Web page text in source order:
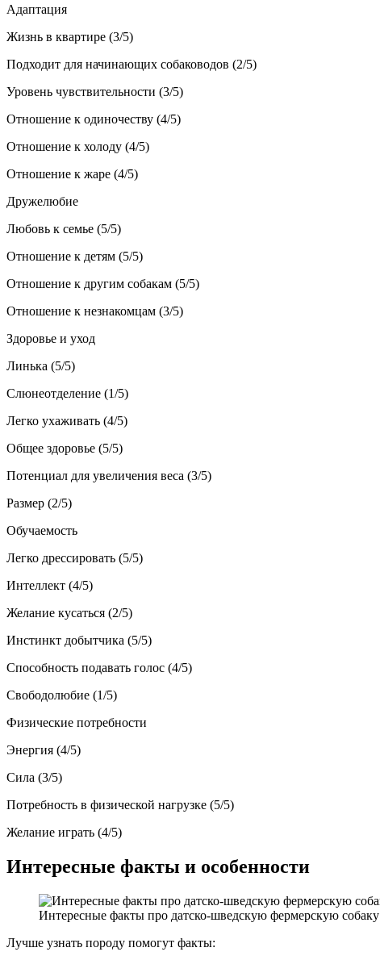
Адаптация
Жизнь в квартире (3/5)
Подходит для начинающих собаководов (2/5)
Уровень чувствительности (3/5)
Отношение к одиночеству (4/5)
Отношение к холоду (4/5)
Отношение к жаре (4/5)
Дружелюбие
Любовь к семье (5/5)
Отношение к детям (5/5)
Отношение к другим собакам (5/5)
Отношение к незнакомцам (3/5)
Здоровье и уход
Линька (5/5)
Слюнеотделение (1/5)
Легко ухаживать (4/5)
Общее здоровье (5/5)
Потенциал для увеличения веса (3/5)
Размер (2/5)
Обучаемость
Легко дрессировать (5/5)
Интеллект (4/5)
Желание кусаться (2/5)
Инстинкт добытчика (5/5)
Способность подавать голос (4/5)
Свободолюбие (1/5)
Физические потребности
Энергия (4/5)
Сила (3/5)
Потребность в физической нагрузке (5/5)
Желание играть (4/5)
Интересные факты и особенности
Интересные факты про датско-шведскую фермерскую собаку
Лучше узнать породу помогут факты: